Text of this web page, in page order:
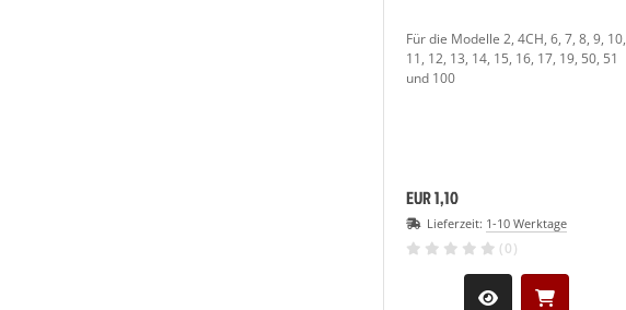
Für die Modelle 2, 4CH, 6, 7, 8, 9, 10,
11, 12, 13, 14, 15, 16, 17, 19, 50, 51
und 100
EUR 1,10
Lieferzeit: 1-10 Werktage
(0)